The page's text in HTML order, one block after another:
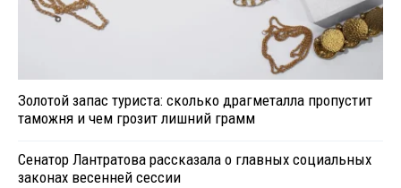
Золотой запас туриста: сколько драгметалла пропустит
таможня и чем грозит лишний грамм
Сенатор Лантратова рассказала о главных социальных
законах весенней сессии